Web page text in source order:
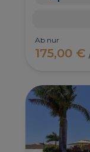
Ab nur
175,00 €